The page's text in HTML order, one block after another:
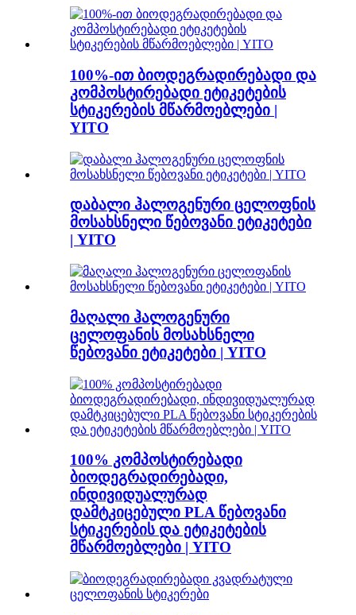
100%-ით ბიოდეგრადირებადი და
კომპოსტირებადი ეტიკეტების
სტიკერების მწარმოებლები |
YITO
დაბალი ჰალოგენური ცელოფნის
მოსახსნელი წებოვანი ეტიკეტები
| YITO
მაღალი ჰალოგენური
ცელოფანის მოსახსნელი
წებოვანი ეტიკეტები | YITO
100% კომპოსტირებადი
ბიოდეგრადირებადი,
ინდივიდუალურად
დამტკიცებული PLA წებოვანი
სტიკერების და ეტიკეტების
მწარმოებლები | YITO